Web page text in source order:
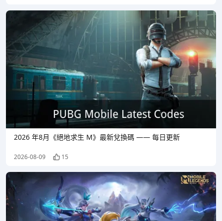
2026 年8月《絕地求生 M》最新兌換碼 —— 每日更新
2026-08-09 15